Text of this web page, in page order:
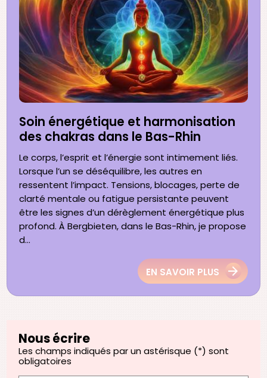
Soin énergétique et harmonisation
des chakras dans le Bas-Rhin
Le corps, l’esprit et l’énergie sont intimement liés.
Lorsque l’un se déséquilibre, les autres en
ressentent l’impact. Tensions, blocages, perte de
clarté mentale ou fatigue persistante peuvent
être les signes d’un dérèglement énergétique plus
profond. À Bergbieten, dans le Bas-Rhin, je propose
d...
EN SAVOIR PLUS
Nous écrire
Les champs indiqués par un astérisque (*) sont
obligatoires